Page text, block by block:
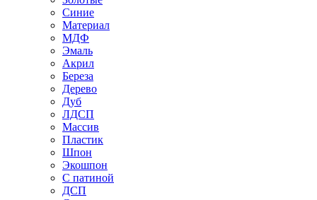
Синие
Материал
МДФ
Эмаль
Акрил
Береза
Дерево
Дуб
ЛДСП
Массив
Пластик
Шпон
Экошпон
С патиной
ДСП